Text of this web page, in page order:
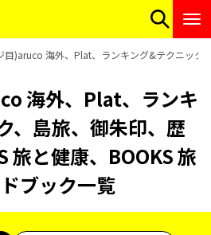
目)aruco 海外、Plat、ランキング&テクニック
海外、Plat、ランキ
、島旅、御朱印、歴
旅と健康、BOOKS 旅
ブック一覧